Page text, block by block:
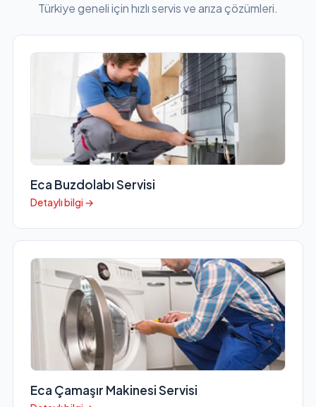
Türkiye geneli için hızlı servis ve arıza çözümleri.
Eca Buzdolabı Servisi
Detaylı bilgi →
Eca Çamaşır Makinesi Servisi